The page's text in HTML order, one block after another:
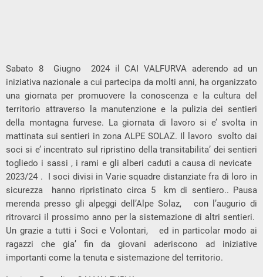
Sabato 8 Giugno 2024 il CAI VALFURVA aderendo ad un
iniziativa nazionale a cui partecipa da molti anni, ha organizzato
una giornata per promuovere la conoscenza e la cultura del
territorio attraverso la manutenzione e la pulizia dei sentieri
della montagna furvese. La giornata di lavoro si e’ svolta in
mattinata sui sentieri in zona ALPE SOLAZ. Il lavoro svolto dai
soci si e’ incentrato sul ripristino della transitabilita’ dei sentieri
togliedo i sassi , i rami e gli alberi caduti a causa di nevicate
2023/24 . I soci divisi in Varie squadre distanziate fra di loro in
sicurezza hanno ripristinato circa 5 km di sentiero.. Pausa
merenda presso gli alpeggi dell’Alpe Solaz, con l’augurio di
ritrovarci il prossimo anno per la sistemazione di altri sentieri.
Un grazie a tutti i Soci e Volontari, ed in particolar modo ai
ragazzi che gia’ fin da giovani aderiscono ad iniziative
importanti come la tenuta e sistemazione del territorio.